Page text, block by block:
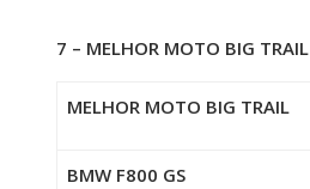
7 – MELHOR MOTO BIG TRAIL
MELHOR MOTO BIG TRAIL
BMW F800 GS